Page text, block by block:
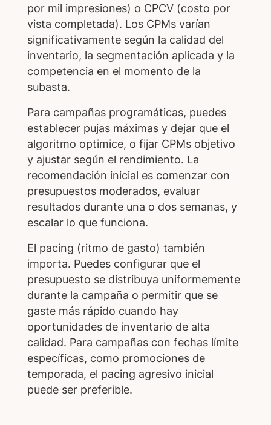
por mil impresiones) o CPCV (costo por
vista completada). Los CPMs varían
significativamente según la calidad del
inventario, la segmentación aplicada y la
competencia en el momento de la
subasta.
Para campañas programáticas, puedes
establecer pujas máximas y dejar que el
algoritmo optimice, o fijar CPMs objetivo
y ajustar según el rendimiento. La
recomendación inicial es comenzar con
presupuestos moderados, evaluar
resultados durante una o dos semanas, y
escalar lo que funciona.
El pacing (ritmo de gasto) también
importa. Puedes configurar que el
presupuesto se distribuya uniformemente
durante la campaña o permitir que se
gaste más rápido cuando hay
oportunidades de inventario de alta
calidad. Para campañas con fechas límite
específicas, como promociones de
temporada, el pacing agresivo inicial
puede ser preferible.